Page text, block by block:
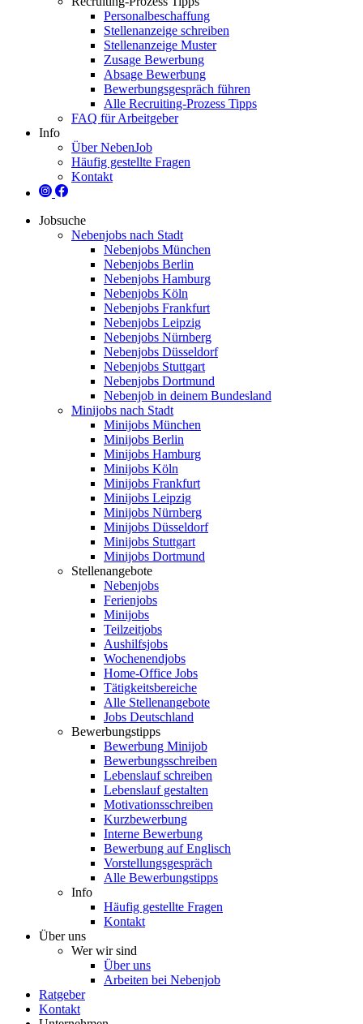
Personalbeschaffung
Stellenanzeige schreiben
Stellenanzeige Muster
Zusage Bewerbung
Absage Bewerbung
Bewerbungsgespräch führen
Alle Recruiting-Prozess Tipps
FAQ für Arbeitgeber
Info
Über NebenJob
Häufig gestellte Fragen
Kontakt
Jobsuche
Nebenjobs nach Stadt
Nebenjobs München
Nebenjobs Berlin
Nebenjobs Hamburg
Nebenjobs Köln
Nebenjobs Frankfurt
Nebenjobs Leipzig
Nebenjobs Nürnberg
Nebenjobs Düsseldorf
Nebenjobs Stuttgart
Nebenjobs Dortmund
Nebenjob in deinem Bundesland
Minijobs nach Stadt
Minijobs München
Minijobs Berlin
Minijobs Hamburg
Minijobs Köln
Minijobs Frankfurt
Minijobs Leipzig
Minijobs Nürnberg
Minijobs Düsseldorf
Minijobs Stuttgart
Minijobs Dortmund
Stellenangebote
Nebenjobs
Ferienjobs
Minijobs
Teilzeitjobs
Aushilfsjobs
Wochenendjobs
Home-Office Jobs
Tätigkeitsbereiche
Alle Stellenangebote
Jobs Deutschland
Bewerbungstipps
Bewerbung Minijob
Bewerbungsschreiben
Lebenslauf schreiben
Lebenslauf gestalten
Motivationsschreiben
Kurzbewerbung
Interne Bewerbung
Bewerbung auf Englisch
Vorstellungsgespräch
Alle Bewerbungstipps
Info
Häufig gestellte Fragen
Kontakt
Über uns
Wer wir sind
Über uns
Arbeiten bei Nebenjob
Ratgeber
Kontakt